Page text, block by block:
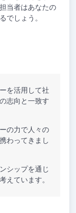
当者はあなたの
でしょう。
を活用して社
志向と一致す
の力で人々の
わってきまし
シップを通じ
えています。